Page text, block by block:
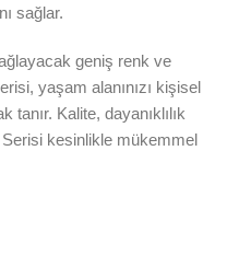
sağlar.
geniş renk ve
yaşam alanınızı kişisel
tanır. Kalite, dayanıklılık
kesinlikle mükemmel